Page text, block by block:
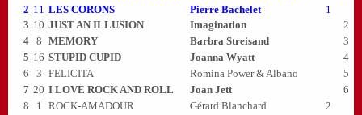
2 11 LES CORONS Pierre Bachelet
1
3 10 JUST AN ILLUSION Imagination
2
4 8 MEMORY Barbra Streisand
3
5 16 STUPID CUPID Joanna Wyatt
4
6
3 FELICITA Romina Power & Albano
5
7 20 I LOVE ROCK AND ROLL Joan Jett
6
8
1 ROCK-AMADOUR Gérard Blanchard
2